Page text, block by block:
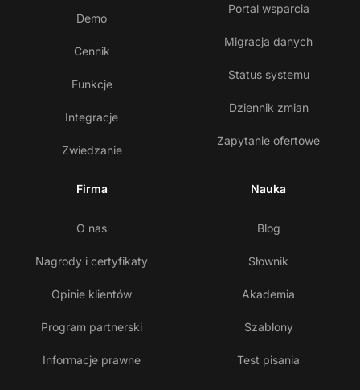
Demo
Cennik
Funkcje
Integracje
Zwiedzanie
Portal wsparcia
Migracja danych
Status systemu
Dziennik zmian
Zapytanie ofertowe
Firma
O nas
Nagrody i certyfikaty
Opinie klientów
Program partnerski
Informacje prawne
Nauka
Blog
Słownik
Akademia
Szablony
Test pisania